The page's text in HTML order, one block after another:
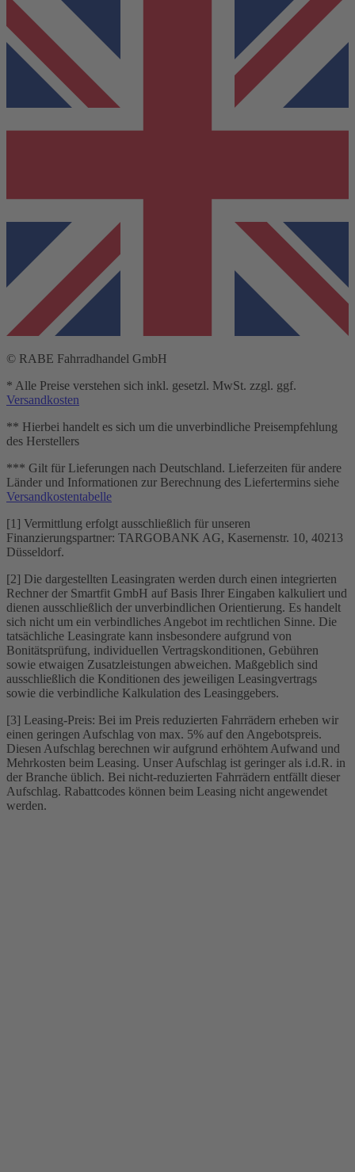
© RABE Fahrradhandel GmbH
* Alle Preise verstehen sich inkl. gesetzl. MwSt. zzgl. ggf.
Versandkosten
** Hierbei handelt es sich um die unverbindliche Preisempfehlung
des Herstellers
*** Gilt für Lieferungen nach Deutschland. Lieferzeiten für andere
Länder und Informationen zur Berechnung des Liefertermins siehe
Versandkostentabelle
[1] Vermittlung erfolgt ausschließlich für unseren
Finanzierungspartner: TARGOBANK AG, Kasernenstr. 10, 40213
Düsseldorf.
[2] Die dargestellten Leasingraten werden durch einen integrierten
Rechner der Smartfit GmbH auf Basis Ihrer Eingaben kalkuliert und
dienen ausschließlich der unverbindlichen Orientierung. Es handelt
sich nicht um ein verbindliches Angebot im rechtlichen Sinne. Die
tatsächliche Leasingrate kann insbesondere aufgrund von
Bonitätsprüfung, individuellen Vertragskonditionen, Gebühren
sowie etwaigen Zusatzleistungen abweichen. Maßgeblich sind
ausschließlich die Konditionen des jeweiligen Leasingvertrags
sowie die verbindliche Kalkulation des Leasinggebers.
[3] Leasing-Preis: Bei im Preis reduzierten Fahrrädern erheben wir
einen geringen Aufschlag von max. 5% auf den Angebotspreis.
Diesen Aufschlag berechnen wir aufgrund erhöhtem Aufwand und
Mehrkosten beim Leasing. Unser Aufschlag ist geringer als i.d.R. in
der Branche üblich. Bei nicht-reduzierten Fahrrädern entfällt dieser
Aufschlag. Rabattcodes können beim Leasing nicht angewendet
werden.